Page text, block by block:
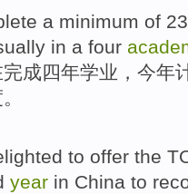
a minimum of
in a four
完成四年学业 ，今年
to offer the
year in China to